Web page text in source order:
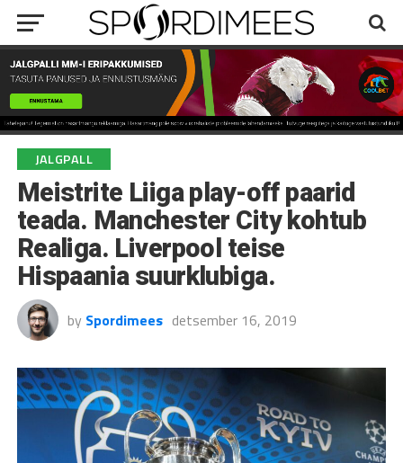
JALGPALL
Meistrite Liiga play-off paarid
teada. Manchester City kohtub
Realiga. Liverpool teise
Hispaania suurklubiga.
by Spordimees detsember 16, 2019